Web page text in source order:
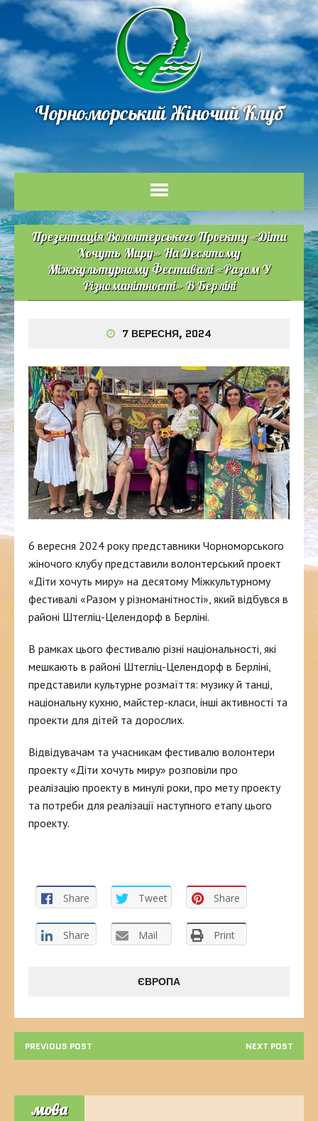
Чорноморський Жіночий Клуб
Презентація Волонтерського Проекту «Діти
Хочуть Миру» На Десятому
Міжкультурному Фестивалі «Разом У
Різноманітності» В Берліні
7 ВЕРЕСНЯ, 2024
6 вересня 2024 року представники Чорноморського
жіночого клубу представили волонтерський проект
«Діти хочуть миру» на десятому Міжкультурному
фестивалі «Разом у різноманітності», який відбувся в
районі Штегліц-Целендорф в Берліні.
В рамках цього фестивалю різні національності, які
мешкають в районі Штегліц-Целендорф в Берліні,
представили культурне розмаїття: музику й танці,
національну кухню, майстер-класи, інші активності та
проекти для дітей та дорослих.
Відвідувачам та учасникам фестивалю волонтери
проекту «Діти хочуть миру» розповіли про
реалізацію проекту в минулі роки, про мету проекту
та потреби для реалізації наступного етапу цього
проекту.
Share Tweet Share
Share Mail Print
ЄВРОПА
PREVIOUS POST NEXT POST
мова